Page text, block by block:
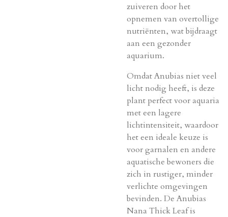
zuiveren door het
opnemen van overtollige
nutriënten, wat bijdraagt
aan een gezonder
aquarium.
Omdat Anubias niet veel
licht nodig heeft, is deze
plant perfect voor aquaria
met een lagere
lichtintensiteit, waardoor
het een ideale keuze is
voor garnalen en andere
aquatische bewoners die
zich in rustiger, minder
verlichte omgevingen
bevinden. De Anubias
Nana Thick Leaf is